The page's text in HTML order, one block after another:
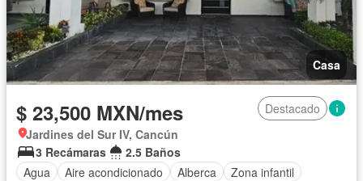
Casa
$ 23,500 MXN/mes
Destacado
Jardines del Sur IV, Cancún
3 Recámaras
2.5 Baños
Agua
Aire acondicionado Alberca
Zona infantil